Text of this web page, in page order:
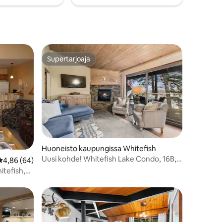
arvio 4,86/5, 64 arvostelua
4,86 (64)
Supertarjoaja
Supertarjoaja
Huoneisto kaupungissa Whitefish
Uusi kohde! Whitefish Lake Condo, 16B,